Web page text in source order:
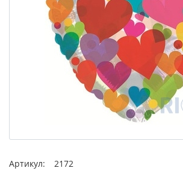
Артикул:
2172